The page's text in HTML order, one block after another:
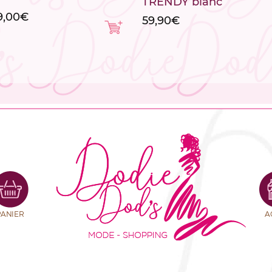
€
TRENDY blanc
59,90€